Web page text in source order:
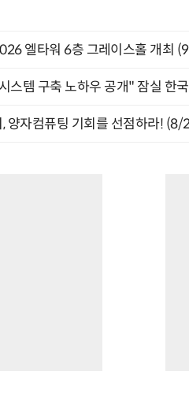
엘타워 6층 그레이스홀 개최
스템 구축 노하우 공개" 잠실 한
양자컴퓨팅 기회를 선점하라! (8/